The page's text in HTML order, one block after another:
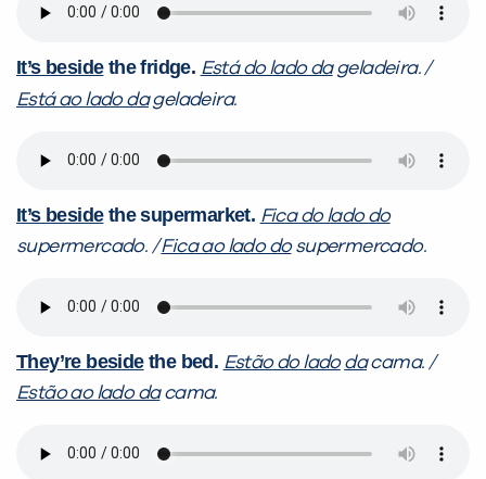
It’s besidethe fridge. Está do lado dageladeira. /
Está ao lado dageladeira.
It’s besidethe supermarket. Fica do lado do
supermercado. /Fica ao lado dosupermercado.
They’re besidethe bed. Estão do lado dacama. /
Estão ao lado dacama.